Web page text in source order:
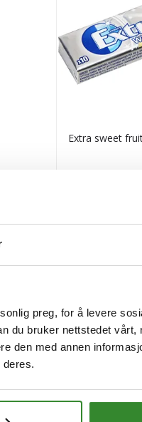
preg, for å levere
du bruker nettstedet vårt,
den med annen
Extra sweet